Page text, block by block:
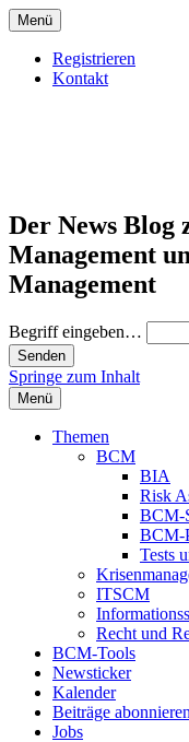
Menü
Registrieren
Kontakt
Der News Blog
Management
Management
Begriff eingeben…
Springe zum Inhalt
Menü
Themen
BCM
BIA
Risk
BCM-
BCM-
Tests
ITSCM
Recht und
BCM-Tools
Newsticker
Kalender
Beiträge abonnieren
Jobs